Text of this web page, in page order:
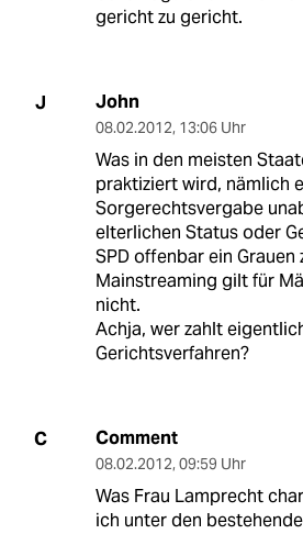
gericht zu gericht.
J John
08.02.2012, 13:06 Uhr
Was in den meisten
praktiziert wird, nämlich
Sorgerechtsvergabe
elterlichen Status oder
SPD offenbar ein Grauen
Mainstreaming gilt für
nicht.
Achja, wer zahlt
Gerichtsverfahren?
C Comment
08.02.2012, 09:59 Uhr
Was Frau Lamprecht
ich unter den